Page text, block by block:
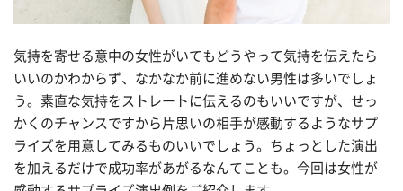
気持を寄せる意中の女性がいてもどうやって気持を伝えたら
いいのかわからず、なかなか前に進めない男性は多いでしょ
う。素直な気持をストレートに伝えるのもいいですが、せっ
かくのチャンスですから片思いの相手が感動するようなサプ
ライズを用意してみるものいいでしょう。ちょっとした演出
を加えるだけで成功率があがるなんてことも。今回は女性が